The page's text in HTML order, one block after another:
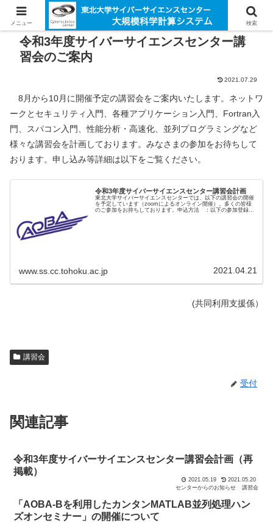
令和3年度サイバーサイエンスセンター講
習会のご案内
2021.07.29
8月から10月に開催予定の講習会をご案内いたします。ネットワ
ークとセキュリティ入門、各種アプリケーション入門、Fortran入
門、スパコン入門、性能分析・高速化、並列プログラミングなど
様々な講習会を計画しております。みなさまの参加をお待ちして
おります。申し込み等詳細は以下をご覧ください。
令和3年度サイバーサイエンスセンター講習会計画
東北大学サイバーサイエンスセンターでは、以下の講習会の開催
を予定しています（zoomによるオンライン開催）。多くの皆様
のご参加をお持ちしております。申込方法 ：以下の参加登録フ
www.ss.cc.tohoku.ac.jp 2021.04.21
(共同利用支援係）
講習会
受付
関連記事
令和3年度サイバーサイエンスセンター講習会計画（再
掲載）
2021.05.19
2021.05.20
センターからのお知らせ
講習会
「AOBA-Bを利用したカンタンMATLAB並列処理ハン
ズオンセミナー」の開催について
メニュー 検索